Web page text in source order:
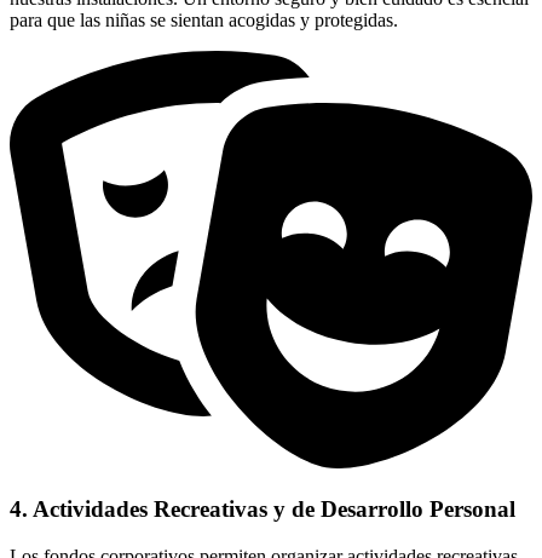
para que las niñas se sientan acogidas y protegidas.
4. Actividades Recreativas y de Desarrollo Personal